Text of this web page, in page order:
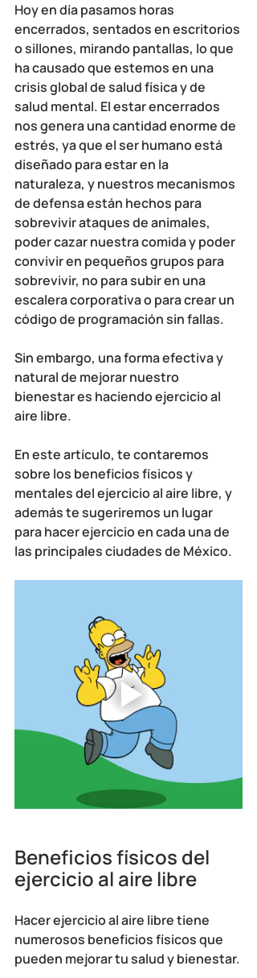
Hoy en día pasamos horas
encerrados, sentados en escritorios
o sillones, mirando pantallas, lo que
ha causado que estemos en una
crisis global de salud física y de
salud mental. El estar encerrados
nos genera una cantidad enorme de
estrés, ya que el ser humano está
diseñado para estar en la
naturaleza, y nuestros mecanismos
de defensa están hechos para
sobrevivir ataques de animales,
poder cazar nuestra comida y poder
convivir en pequeños grupos para
sobrevivir, no para subir en una
escalera corporativa o para crear un
código de programación sin fallas.
Sin embargo, una forma efectiva y
natural de mejorar nuestro
bienestar es haciendo ejercicio al
aire libre.
En este artículo, te contaremos
sobre los beneficios físicos y
mentales del ejercicio al aire libre, y
además te sugeriremos un lugar
para hacer ejercicio en cada una de
las principales ciudades de México.
Beneficios físicos del
ejercicio al aire libre
Hacer ejercicio al aire libre tiene
numerosos beneficios físicos que
pueden mejorar tu salud y bienestar.